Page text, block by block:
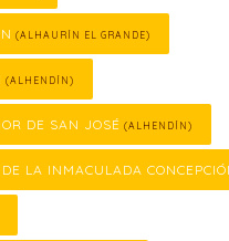
(ALHAURÍN EL GRANDE)
(ALHENDÍN)
DE SAN JOSÉ (ALHENDÍN)
LA INMACULADA